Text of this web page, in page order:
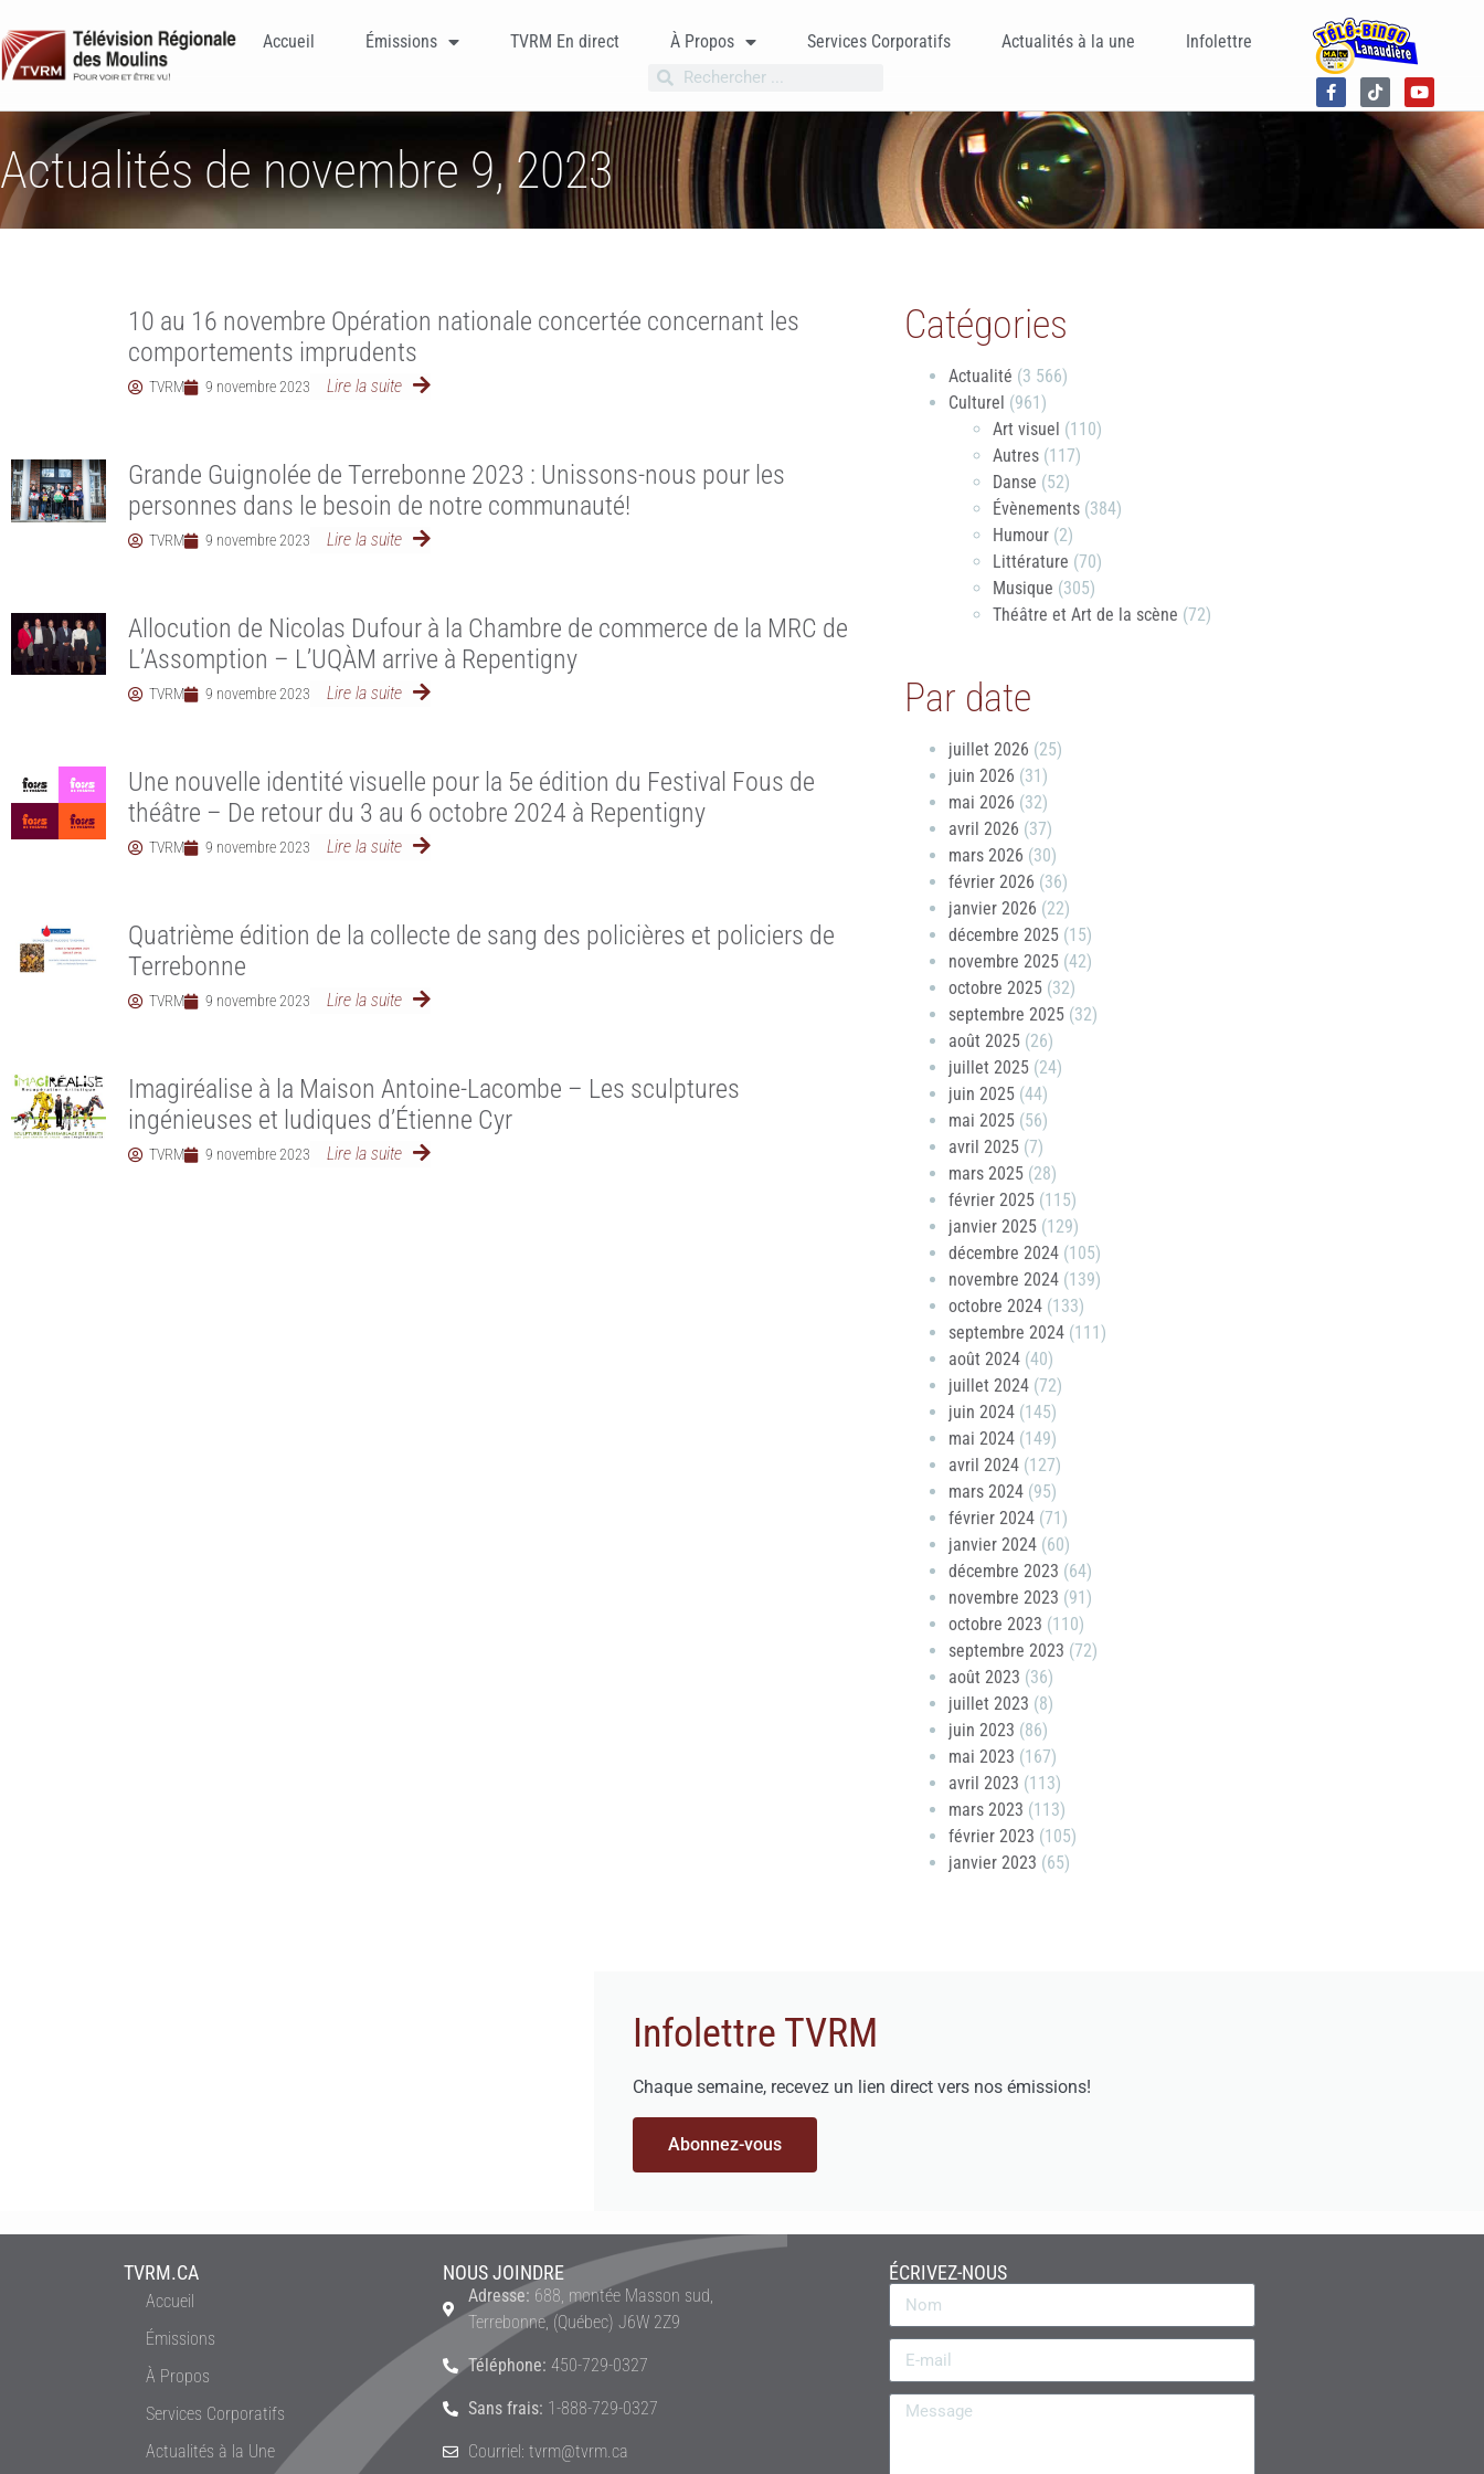
Accueil Émissions TVRM En direct À Propos Services Corporatifs Actualités à la une Infolettre
Actualités de novembre 9, 2023
10 au 16 novembre Opération nationale concertée concernant les
comportements imprudents
TVRM 9 novembre 2023 Lire la suite
Grande Guignolée de Terrebonne 2023 : Unissons-nous pour les
personnes dans le besoin de notre communauté!
TVRM 9 novembre 2023 Lire la suite
Allocution de Nicolas Dufour à la Chambre de commerce de la MRC de
L’Assomption – L’UQÀM arrive à Repentigny
TVRM 9 novembre 2023 Lire la suite
Une nouvelle identité visuelle pour la 5e édition du Festival Fous de
théâtre – De retour du 3 au 6 octobre 2024 à Repentigny
TVRM 9 novembre 2023 Lire la suite
Quatrième édition de la collecte de sang des policières et policiers de
Terrebonne
TVRM 9 novembre 2023 Lire la suite
Imagiréalise à la Maison Antoine-Lacombe – Les sculptures
ingénieuses et ludiques d’Étienne Cyr
TVRM 9 novembre 2023 Lire la suite
Catégories
Actualité (3 566)
Culturel (961)
Art visuel (110)
Autres(117)
Danse (52)
Évènements(384)
Humour(2)
Littérature (70)
Musique (305)
Théâtre et Art de la scène (72)
Par date
juillet 2026 (25)
juin 2026 (31)
mai 2026 (32)
avril 2026 (37)
mars 2026 (30)
février 2026 (36)
janvier 2026 (22)
décembre 2025(15)
novembre 2025(42)
octobre 2025(32)
septembre 2025(32)
août 2025(26)
juillet 2025(24)
juin 2025(44)
mai 2025(56)
avril 2025(7)
mars 2025(28)
février 2025(115)
janvier 2025(129)
décembre 2024(105)
novembre 2024(139)
octobre 2024(133)
septembre 2024(111)
août 2024(40)
juillet 2024(72)
juin 2024(145)
mai 2024(149)
avril 2024(127)
mars 2024(95)
février 2024(71)
janvier 2024(60)
décembre 2023 (64)
novembre 2023 (91)
octobre 2023 (110)
septembre 2023 (72)
août 2023 (36)
juillet 2023 (8)
juin 2023 (86)
mai 2023 (167)
avril 2023 (113)
mars 2023 (113)
février 2023 (105)
janvier 2023 (65)
Infolettre TVRM
Chaque semaine, recevez un lien direct vers nos émissions!
Abonnez-vous
TVRM.CA
Accueil
Émissions
À Propos
Services Corporatifs
Actualités à la Une
NOUS JOINDRE
Adresse: 688, montée Masson sud,
Terrebonne, (Québec) J6W 2Z9
Téléphone: 450-729-0327
Sans frais: 1-888-729-0327
Courriel: tvrm@tvrm.ca
ÉCRIVEZ-NOUS